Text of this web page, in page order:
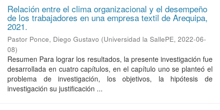
Relación entre el clima organizacional y el desempeño
de los trabajadores en una empresa textil de Arequipa,
2021.
Pastor Ponce, Diego Gustavo (Universidad la SallePE, 2022-06-
08)
Resumen Para lograr los resultados, la presente investigación fue
desarrollada en cuatro capítulos, en el capítulo uno se planteó el
problema de investigación, los objetivos, la hipótesis de
investigación su justificación ...